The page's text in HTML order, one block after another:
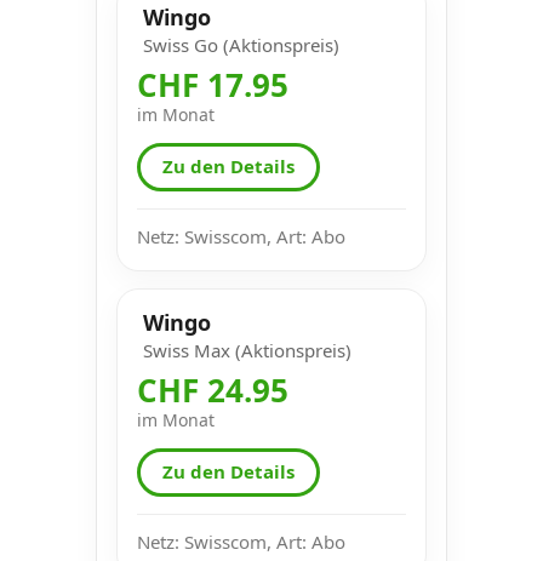
Wingo
Swiss Go (Aktionspreis)
CHF 17.95
im Monat
Zu den Details
Netz: Swisscom, Art: Abo
Wingo
Swiss Max (Aktionspreis)
CHF 24.95
im Monat
Zu den Details
Netz: Swisscom, Art: Abo